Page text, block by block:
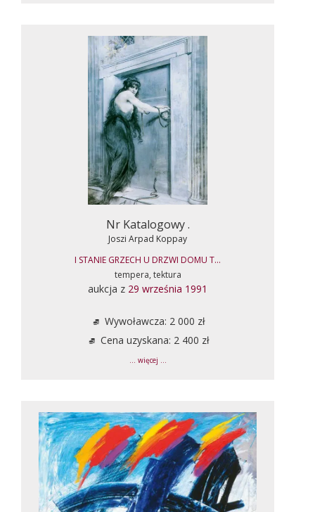
Nr Katalogowy .
Joszi Arpad Koppay
I STANIE GRZECH U DRZWI DOMU T...
tempera, tektura
aukcja z 29 września 1991
Wywoławcza: 2 000 zł
Cena uzyskana: 2 400 zł
... więcej ...